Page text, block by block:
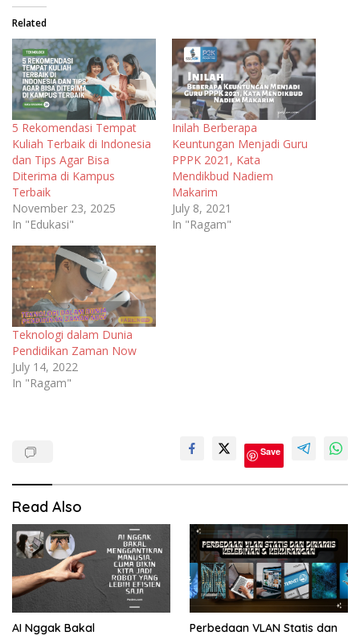
Related
5 Rekomendasi Tempat
Kuliah Terbaik di Indonesia
dan Tips Agar Bisa
Diterima di Kampus
Terbaik
November 23, 2025
In "Edukasi"
Inilah Berberapa
Keuntungan Menjadi Guru
PPPK 2021, Kata
Mendikbud Nadiem
Makarim
July 8, 2021
In "Ragam"
Teknologi dalam Dunia
Pendidikan Zaman Now
July 14, 2022
In "Ragam"
PPPK
Save
Read Also
AI Nggak Bakal
Perbedaan VLAN Statis dan